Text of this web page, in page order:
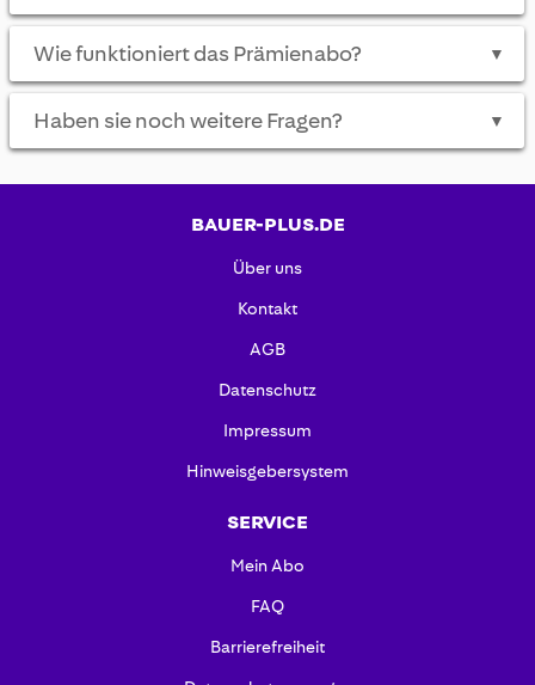
Wie funktioniert das Prämienabo? ▼
Haben sie noch weitere Fragen? ▼
BAUER-PLUS.DE
Über uns
Kontakt
AGB
Datenschutz
Impressum
Hinweisgebersystem
SERVICE
Mein Abo
FAQ
Barrierefreiheit